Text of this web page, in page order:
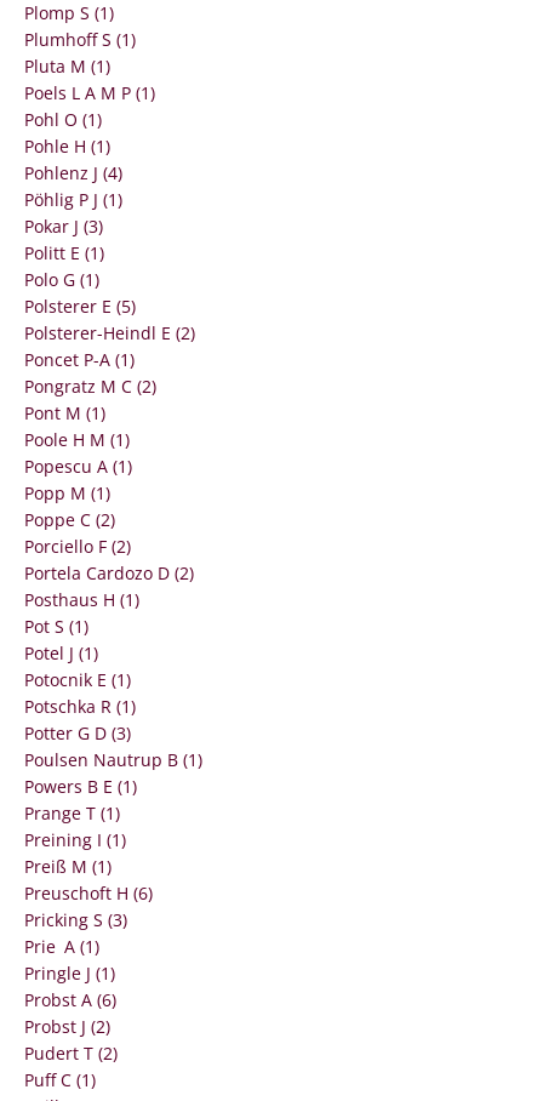
Plomp S (1)
Plumhoff S (1)
Pluta M (1)
Poels L A M P (1)
Pohl O (1)
Pohle H (1)
Pohlenz J (4)
Pöhlig P J (1)
Pokar J (3)
Politt E (1)
Polo G (1)
Polsterer E (5)
Polsterer-Heindl E (2)
Poncet P-A (1)
Pongratz M C (2)
Pont M (1)
Poole H M (1)
Popescu A (1)
Popp M (1)
Poppe C (2)
Porciello F (2)
Portela Cardozo D (2)
Posthaus H (1)
Pot S (1)
Potel J (1)
Potocnik E (1)
Potschka R (1)
Potter G D (3)
Poulsen Nautrup B (1)
Powers B E (1)
Prange T (1)
Preining I (1)
Preiß M (1)
Preuschoft H (6)
Pricking S (3)
Prie A (1)
Pringle J (1)
Probst A (6)
Probst J (2)
Pudert T (2)
Puff C (1)